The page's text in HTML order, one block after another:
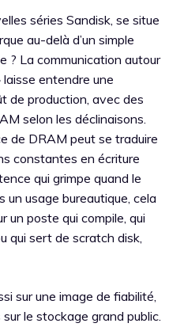
séries Sandisk, se situe
au-delà d’un simple
? La communication autour
laisse entendre une
de production, avec des
selon les déclinaisons.
de DRAM peut se traduire
constantes en écriture
qui grimpe quand le
un usage bureautique, cela
un poste qui compile, qui
qui sert de scratch disk,
sur une image de fiabilité,
le stockage grand public.